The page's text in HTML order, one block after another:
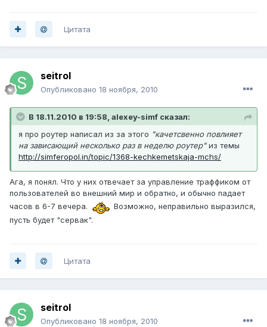
Цитата
seitrol
Опубликовано 18 ноября, 2010
В 18.11.2010 в 19:58, alexey-simf сказал:
я про роутер написал из за этого "качетсвенно повлияет
на зависающий несколько раз в неделю роутер"из темы
http://simferopol.in/topic/1368-kechkemetskaja-mchs/
Ага, я понял. Что у них отвечает за управление траффиком от
пользователей во внешний мир и обратно, и обычно падает
часов в 6-7 вечера.
Возможно, неправильно выразился,
пусть будет "сервак".
Цитата
seitrol
Опубликовано 18 ноября, 2010